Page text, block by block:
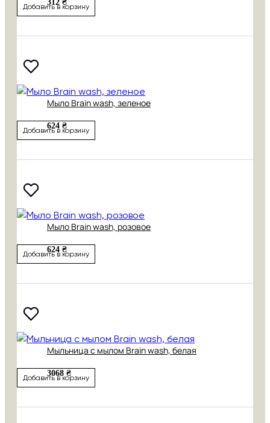
312 ₴
Добавить в корзину
Мыло Brain wash, зеленое
624 ₴
Добавить в корзину
Мыло Brain wash, розовое
624 ₴
Добавить в корзину
Мыльница с мылом Brain wash, белая
3068 ₴
Добавить в корзину